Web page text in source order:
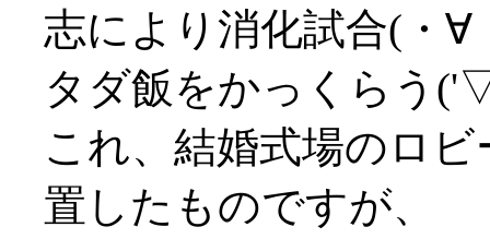
志により消化試合(・∀
タダ飯をかっくらう
これ、結婚式場のロ
置したものですが、